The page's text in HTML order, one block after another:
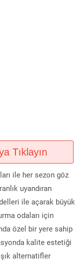
Tıklayın
ile her sezon göz
uyandıran
ile açarak büyük
odaları için
özel bir yere sahip
kalite estetiği
alternatifler